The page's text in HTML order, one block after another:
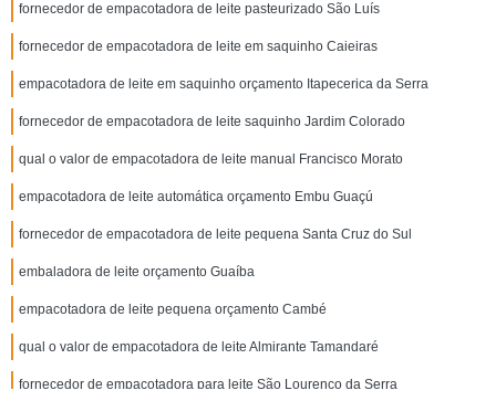
fornecedor de empacotadora de leite pasteurizado São Luís
fornecedor de empacotadora de leite em saquinho Caieiras
empacotadora de leite em saquinho orçamento Itapecerica da Serra
fornecedor de empacotadora de leite saquinho Jardim Colorado
qual o valor de empacotadora de leite manual Francisco Morato
empacotadora de leite automática orçamento Embu Guaçú
fornecedor de empacotadora de leite pequena Santa Cruz do Sul
embaladora de leite orçamento Guaíba
empacotadora de leite pequena orçamento Cambé
qual o valor de empacotadora de leite Almirante Tamandaré
fornecedor de empacotadora para leite São Lourenço da Serra